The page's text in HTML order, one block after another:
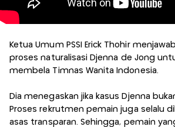
Ketua Umum PSSI Erick Thohir
proses naturalisasi Djenna de Jong
membela Timnas Wanita Indonesia.
Dia menegaskan jika kasus Djenna
Proses rekrutmen pemain juga selalu
asas transparan. Sehingga, pemain